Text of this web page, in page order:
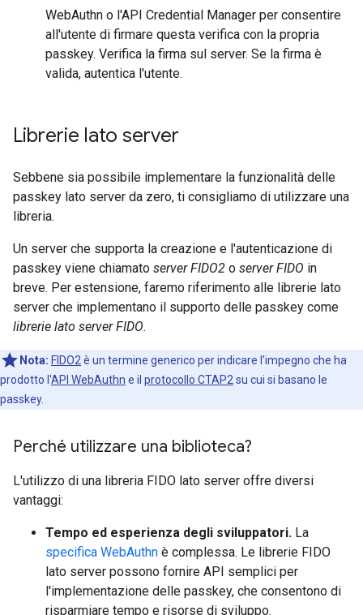
WebAuthn o l'API Credential Manager per consentire
all'utente di firmare questa verifica con la propria
passkey. Verifica la firma sul server. Se la firma è
valida, autentica l'utente.
Librerie lato server
Sebbene sia possibile implementare la funzionalità delle
passkey lato server da zero, ti consigliamo di utilizzare una
libreria.
Un server che supporta la creazione e l'autenticazione di
passkey viene chiamato server FIDO2 o server FIDO in
breve. Per estensione, faremo riferimento alle librerie lato
server che implementano il supporto delle passkey come
librerie lato server FIDO.
Nota: FIDO2 è un termine generico per indicare l'impegno che ha
prodotto l'API WebAuthn e il protocollo CTAP2 su cui si basano le
passkey.
Perché utilizzare una biblioteca?
L'utilizzo di una libreria FIDO lato server offre diversi
vantaggi:
Tempo ed esperienza degli sviluppatori. La
specifica WebAuthn è complessa. Le librerie FIDO
lato server possono fornire API semplici per
l'implementazione delle passkey, che consentono di
risparmiare tempo e risorse di sviluppo.